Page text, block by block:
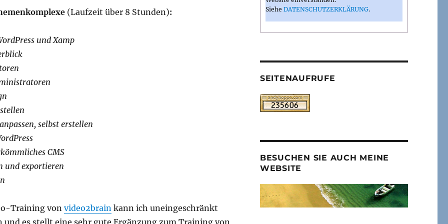
(Laufzeit über 8 Stunden):
und Xamp
selbst erstellen
CMS
und exportieren
Training von video2brain kann ich uneingeschränkt
es stellt eine sehr gute Ergänzung zum Training von
Siehe DATENSCHUTZERKLÄRUNG.
SEITENAUFRUFE
BESUCHEN SIE AUCH MEINE
WEBSITE